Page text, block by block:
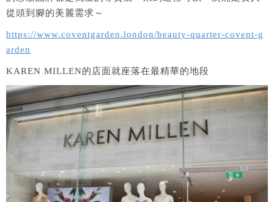
從頭到腳的美麗需求～
https://www.coventgarden.london/beauty-quarter-covent-g
arden
KAREN MILLEN的店面就座落在最精華的地段